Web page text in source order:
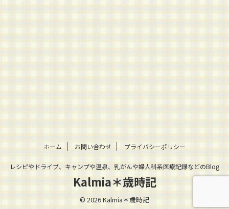
ホーム お問い合わせ プライバシーポリシー
レシピやドライブ、キャンプや温泉、乳がんや婦人科系医療記録などのBlog
Kalmia＊歳時記
© 2026 Kalmia＊歳時記